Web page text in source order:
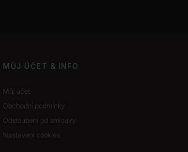
MŮJ ÚČET & INFO
Můj účet
Obchodní podmínky
Odstoupení od smlouvy
Nastavení cookies